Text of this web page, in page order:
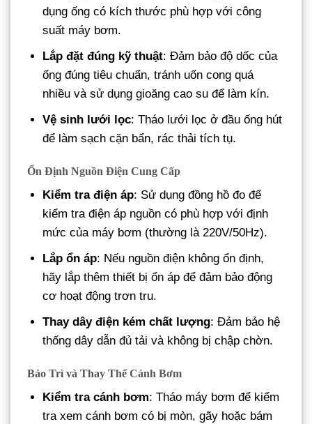
dụng ống có kích thước phù hợp với công
suất máy bơm.
Lắp đặt đúng kỹ thuật: Đảm bảo độ dốc của
ống đúng tiêu chuẩn, tránh uốn cong quá
nhiều và sử dụng gioăng cao su để làm kín.
Vệ sinh lưới lọc: Tháo lưới lọc ở đầu ống hút
để làm sạch cặn bẩn, rác thải tích tụ.
Ổn Định Nguồn Điện Cung Cấp
Kiểm tra điện áp: Sử dụng đồng hồ đo để
kiểm tra điện áp nguồn có phù hợp với định
mức của máy bơm (thường là 220V/50Hz).
Lắp ổn áp: Nếu nguồn điện không ổn định,
hãy lắp thêm thiết bị ổn áp để đảm bảo động
cơ hoạt động trơn tru.
Thay dây điện kém chất lượng: Đảm bảo hệ
thống dây dẫn đủ tải và không bị chập chờn.
Bảo Trì và Thay Thế Cánh Bơm
Kiểm tra cánh bơm: Tháo máy bơm để kiểm
tra xem cánh bơm có bị mòn, gãy hoặc bám